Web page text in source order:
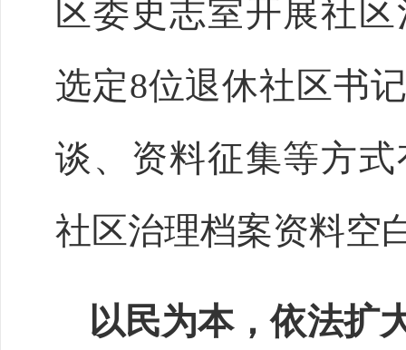
区委史志室开展社
选定8位退休社区书
谈、资料征集等方
社区治理档案资料空
以民为本，依法扩